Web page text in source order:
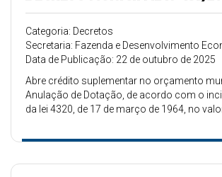
Categoria: Decretos
Secretaria: Fazenda e Desenvolvimento
Data de Publicação: 22 de outubro de 2025
Abre crédito suplementar no orçamento
Anulação de Dotação, de acordo com o
da lei 4320, de 17 de março de 1964, no